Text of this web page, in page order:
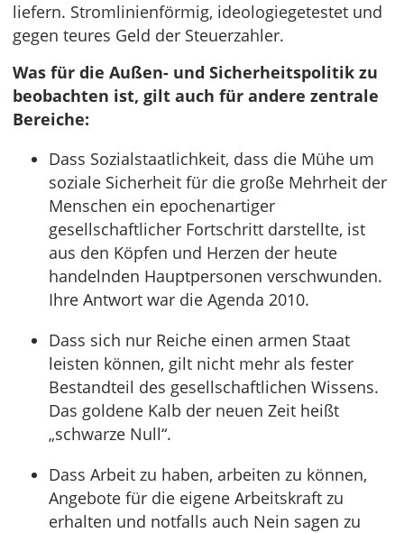
liefern. Stromlinienförmig, ideologiegetestet und
gegen teures Geld der Steuerzahler.
Was für die Außen- und Sicherheitspolitik zu
beobachten ist, gilt auch für andere zentrale
Bereiche:
Dass Sozialstaatlichkeit, dass die Mühe um
soziale Sicherheit für die große Mehrheit der
Menschen ein epochenartiger
gesellschaftlicher Fortschritt darstellte, ist
aus den Köpfen und Herzen der heute
handelnden Hauptpersonen verschwunden.
Ihre Antwort war die Agenda 2010.
Dass sich nur Reiche einen armen Staat
leisten können, gilt nicht mehr als fester
Bestandteil des gesellschaftlichen Wissens.
Das goldene Kalb der neuen Zeit heißt
„schwarze Null“.
Dass Arbeit zu haben, arbeiten zu können,
Angebote für die eigene Arbeitskraft zu
erhalten und notfalls auch Nein sagen zu